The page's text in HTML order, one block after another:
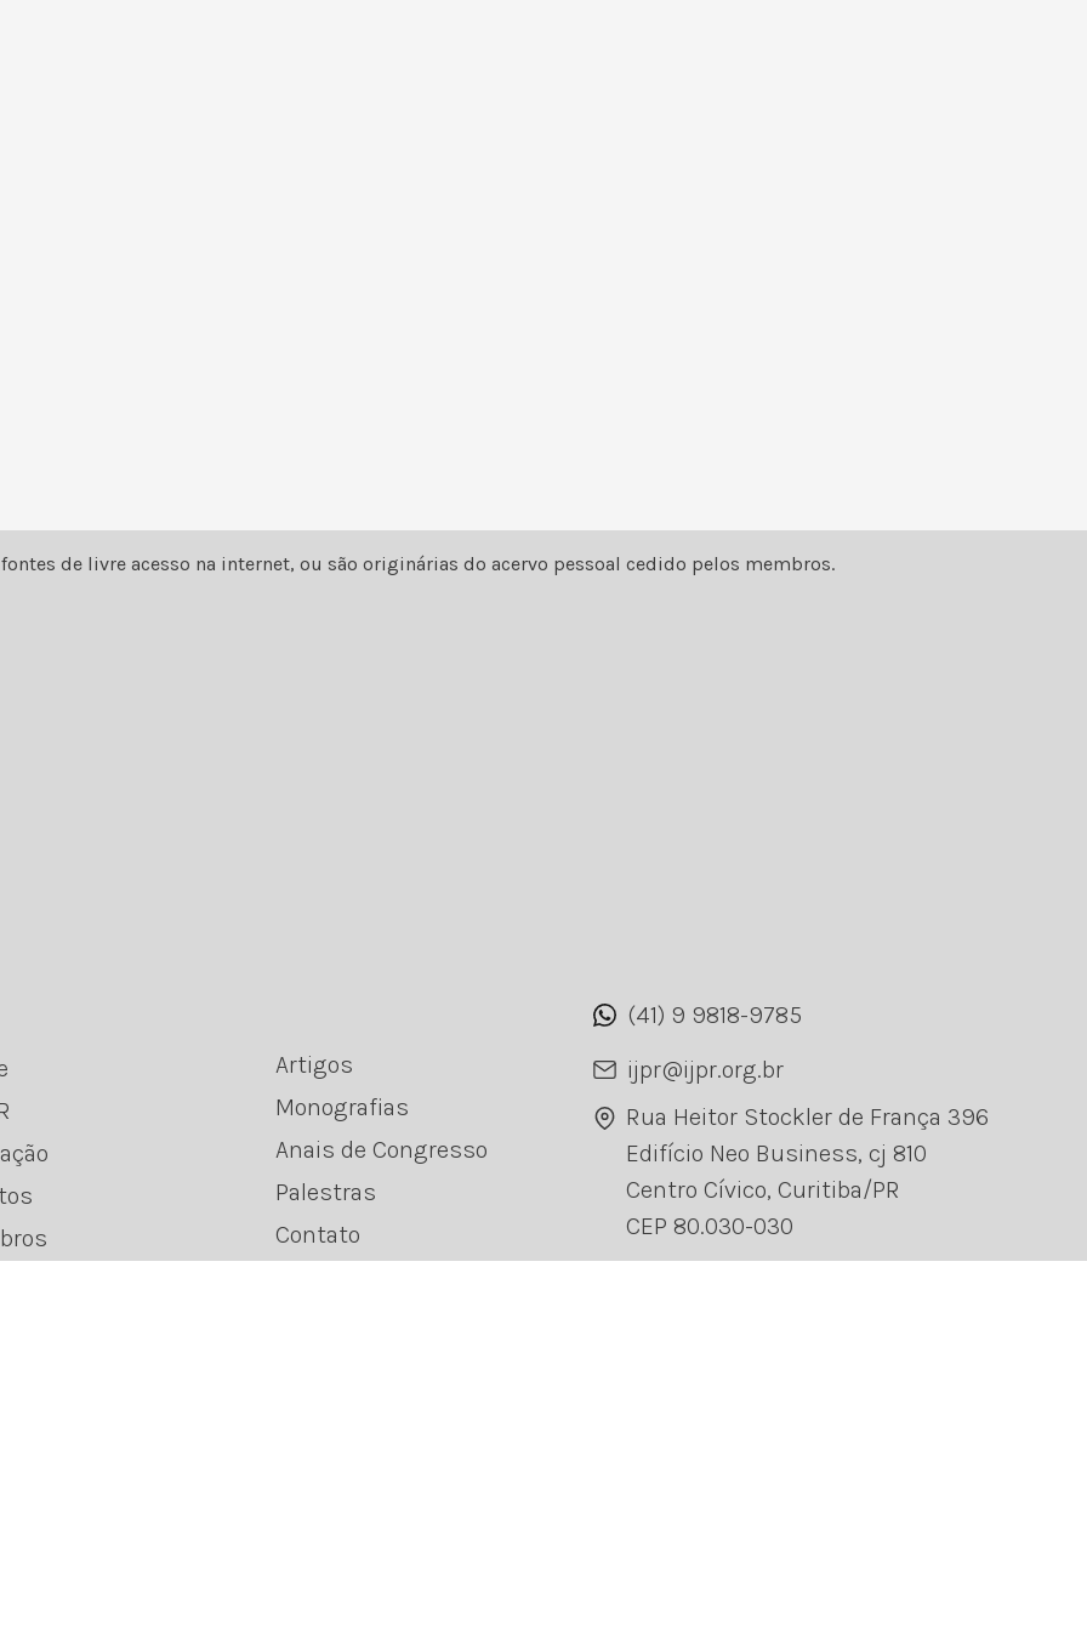
de livre acesso na internet, ou são originárias do acervo pessoal cedido pelos membros.
Artigos
Monografias
Anais de Congresso
Palestras
Contato
(41) 9 9818-9785
ijpr@ijpr.org.br
Rua Heitor Stockler de França 396
Edifício Neo Business, cj 810
Centro Cívico, Curitiba/PR
CEP 80.030-030